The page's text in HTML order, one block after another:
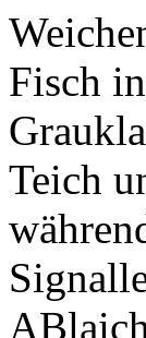
Fisch
Teich